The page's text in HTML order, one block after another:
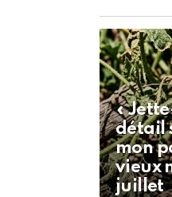
«
détail
mon
vieux
juillet